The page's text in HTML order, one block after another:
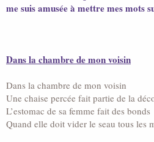
me suis amusée à mettre mes mots
Dans la chambre de mon voisin
Dans la chambre de mon voisin
Une chaise percée fait partie de la
L’estomac de sa femme fait des bonds
Quand elle doit vider le seau tous les